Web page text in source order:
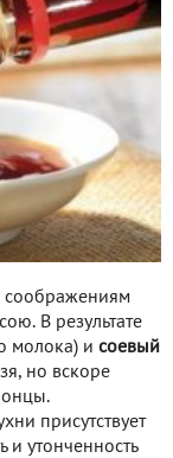
соображениям
В результате
молока) и соевый
но вскоре
присутствует
утонченность